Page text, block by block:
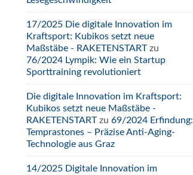
17/2025 Die digitale Innovation im
Kraftsport: Kubikos setzt neue
Maßstäbe - RAKETENSTARTzu
76/2024 Lympik: Wie ein Startup
Sporttraining revolutioniert
Die digitale Innovation im Kraftsport:
Kubikos setzt neue Maßstäbe -
RAKETENSTARTzu 69/2024 Erfindung:
Temprastones – Präzise Anti-Aging-
Technologie aus Graz
14/2025 Digitale Innovation im